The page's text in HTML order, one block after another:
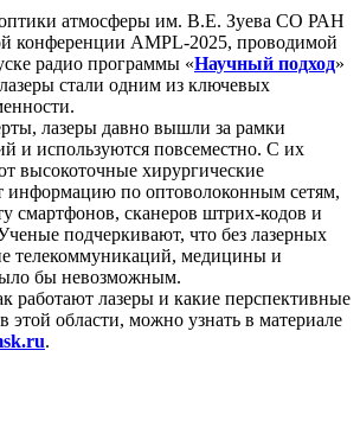
атмосферы им. В.Е. Зуева СО РАН
конференции AMPL-2025, проводимой
радио программы «Научный подход»
стали одним из ключевых
лазеры давно вышли за рамки
и используются повсеместно. С их
высокоточные хирургические
информацию по оптоволоконным сетям,
смартфонов, сканеров штрих-кодов и
подчеркивают, что без лазерных
телекоммуникаций, медицины и
бы невозможным.
работают лазеры и какие перспективные
этой области, можно узнать в материале
.